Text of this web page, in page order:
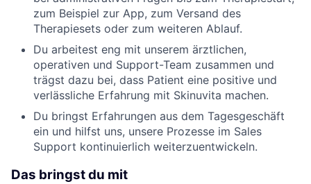
zum Beispiel zur App, zum Versand des
Therapiesets oder zum weiteren Ablauf.
Du arbeitest eng mit unserem ärztlichen,
operativen und Support-Team zusammen und
trägst dazu bei, dass Patient eine positive und
verlässliche Erfahrung mit Skinuvita machen.
Du bringst Erfahrungen aus dem Tagesgeschäft
ein und hilfst uns, unsere Prozesse im Sales
Support kontinuierlich weiterzuentwickeln.
Das bringst du mit